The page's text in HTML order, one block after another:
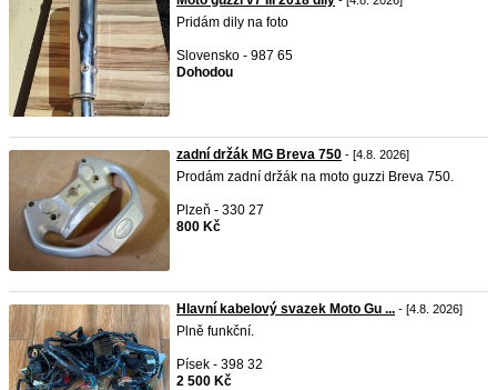
Pridám dily na foto
Slovensko - 987 65
Dohodou
zadní držák MG Breva 750 - [4.8. 2026]
Prodám zadní držák na moto guzzi Breva 750.
Plzeň - 330 27
800 Kč
Hlavní kabelový svazek Moto Gu ... - [4.8. 2026]
Plně funkční.
Písek - 398 32
2 500 Kč